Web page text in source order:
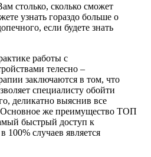
столько, сколько сможет
узнать гораздо больше о
если будете знать
работы с
телесно –
заключаются в том, что
специалисту обойти
деликатно выяснив все
же преимущество ТОП
быстрый доступ к
100% случаев является